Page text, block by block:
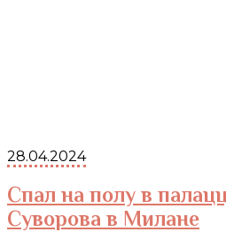
28.04.2024
Спал на полу в
Суворова в Милане